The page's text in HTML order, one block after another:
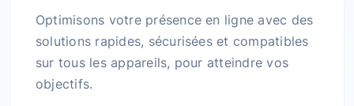
Optimisons votre présence en ligne avec des
solutions rapides, sécurisées et compatibles
sur tous les appareils, pour atteindre vos
objectifs.